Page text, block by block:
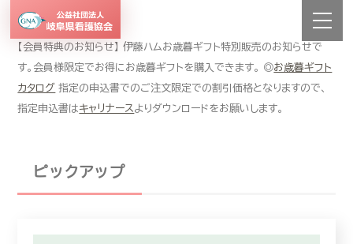
【会員特典のお知らせ】 伊藤ハムお歳暮ギフト特別販売のお知らせで
す。会員様限定でお得にお歳暮ギフトを購入できます。 ◎お歳暮ギフト
カタログ 指定の申込書でのご注文限定での割引価格となりますので、
指定申込書はキャリナースよりダウンロードをお願いします。
ピックアップ